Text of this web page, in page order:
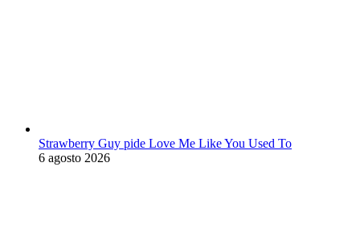
Strawberry Guy pide Love Me Like You Used To
6 agosto 2026